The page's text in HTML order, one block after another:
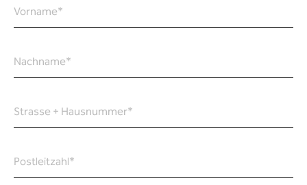
Vorname*
Nachname*
Strasse + Hausnummer*
Postleitzahl*